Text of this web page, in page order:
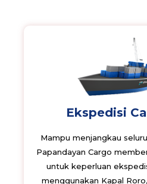
Ekspedisi
Mampu menjangkau
Papandayan Cargo
untuk keperluan
menggunakan Kapal